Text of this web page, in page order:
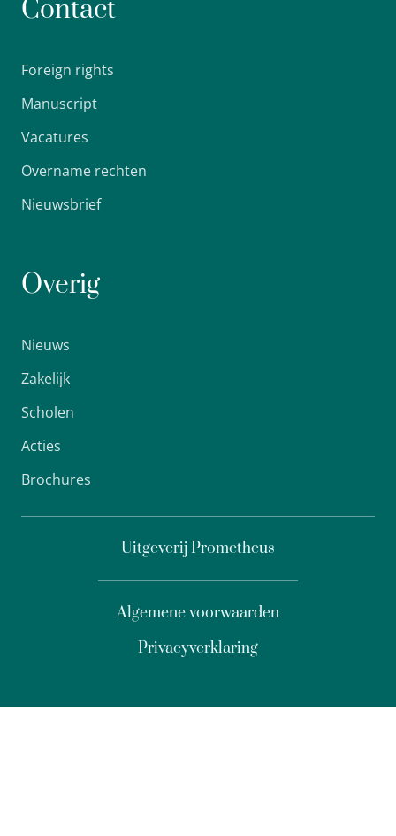
Contact
Foreign rights
Manuscript
Vacatures
Overname rechten
Nieuwsbrief
Overig
Nieuws
Zakelijk
Scholen
Acties
Brochures
Uitgeverij Prometheus
Privacyverklaring
Algemene voorwaarden